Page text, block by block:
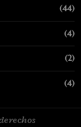
(44)
(4)
(2)
(4)